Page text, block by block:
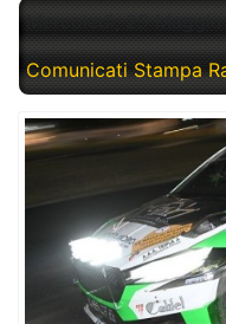
Mercoledì, 29
Comunicati Stampa